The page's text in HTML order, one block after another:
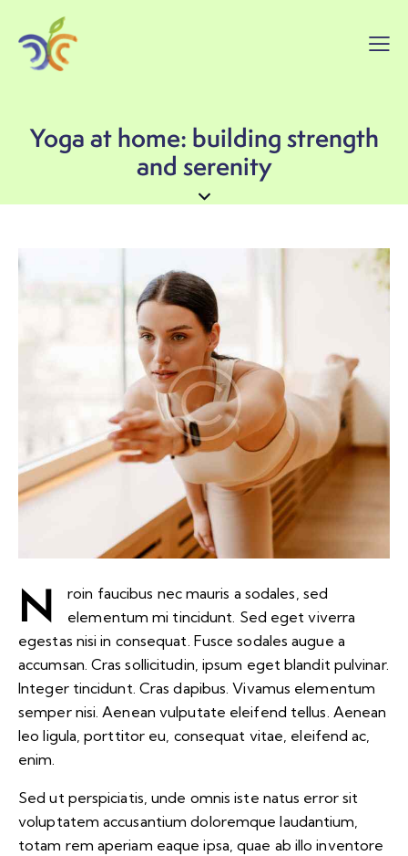
Yoga at home: building strength
and serenity
N
roin faucibus nec mauris a sodales, sed
elementum mi tincidunt. Sed eget viverra
egestas nisi in consequat. Fusce sodales augue a
accumsan. Cras sollicitudin, ipsum eget blandit pulvinar.
Integer tincidunt. Cras dapibus. Vivamus elementum
semper nisi. Aenean vulputate eleifend tellus. Aenean
leo ligula, porttitor eu, consequat vitae, eleifend ac,
enim.
Sed ut perspiciatis, unde omnis iste natus error sit
voluptatem accusantium doloremque laudantium,
totam rem aperiam eaque ipsa, quae ab illo inventore